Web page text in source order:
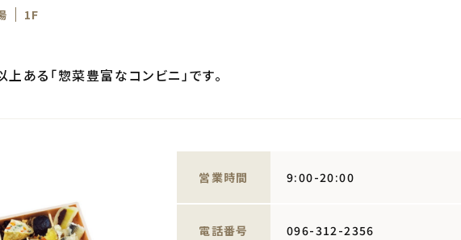
1F
ある「惣菜豊富なコンビニ」です。
営業時間 9:00-20:00
電話番号 096-312-2356